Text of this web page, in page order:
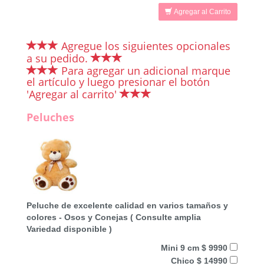
Agregar al Carrito
Agregue los siguientes opcionales
a su pedido.
Para agregar un adicional marque
el artículo y luego presionar el botón
'Agregar al carrito'
Peluches
Peluche de excelente calidad en varios tamaños y
colores - Osos y Conejas ( Consulte amplia
Variedad disponible )
Mini 9 cm $ 9990
Chico $ 14990